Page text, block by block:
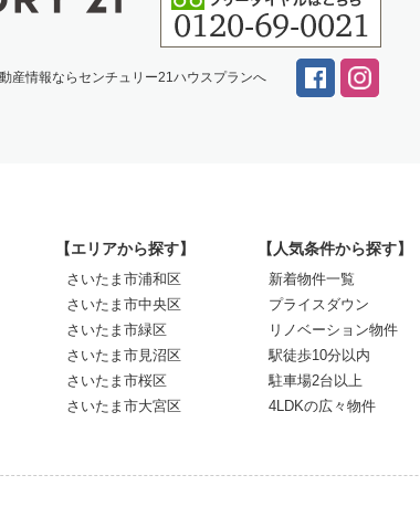
産情報ならセンチュリー21ハウスプランへ
【エリアから探す】
さいたま市浦和区
さいたま市中央区
さいたま市緑区
さいたま市見沼区
さいたま市桜区
さいたま市大宮区
【人気条件から探す】
新着物件一覧
プライスダウン
リノベーション物件
駅徒歩10分以内
駐車場2台以上
4LDKの広々物件